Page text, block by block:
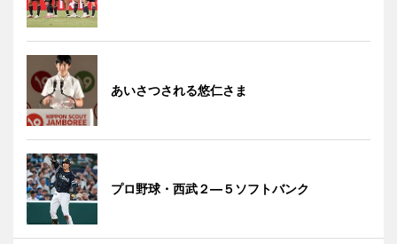
あいさつされる悠仁さま
プロ野球・西武２―５ソフトバンク